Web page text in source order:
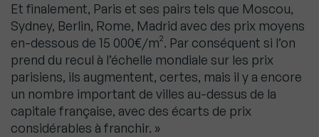
Et finalement, Paris et ses pairs tels que Moscou,
Sydney, Berlin, Rome, Madrid avec des prix moyens
en-dessous de 15 000€/m². Par conséquent si l’on
prend du recul à l’échelle mondiale sur les prix
parisiens, ils augmentent, certes, mais il y a encore
un nombre important de villes au-dessus de la
capitale française, avec des écarts de prix
considérables à franchir. »